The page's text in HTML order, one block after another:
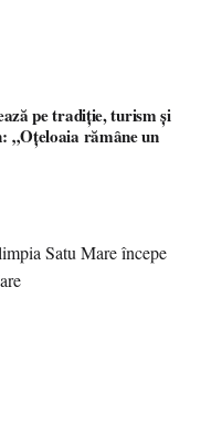
pe tradiție, turism și